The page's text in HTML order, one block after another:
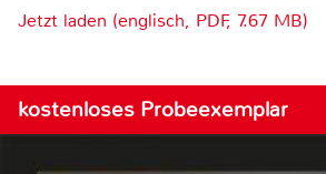
Jetzt laden (englisch, PDF, 7.67 MB)
kostenloses Probeexemplar